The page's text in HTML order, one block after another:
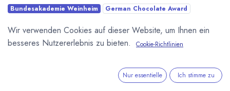
Bundesakademie Weinheim
German Chocolate Award
Mehr lesen
Wir verwenden Cookies auf dieser Website, um Ihnen ein
besseres Nutzererlebnis zu bieten.
Cookie-Richtlinien
Nur essentielle Ich stimme zu